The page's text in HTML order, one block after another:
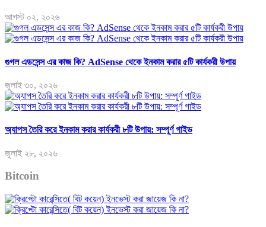
আগস্ট ০২, ২০২৬
গুগল এডসেন্স এর কাজ কি? AdSense থেকে ইনকাম করার ৫টি কার্যকরী উপায়
জুলাই ৩০, ২০২৬
অ্যাপস তৈরি করে ইনকাম করার কার্যকরী ৮টি উপায়: সম্পূর্ণ গাইড
জুলাই ২৮, ২০২৬
Bitcoin